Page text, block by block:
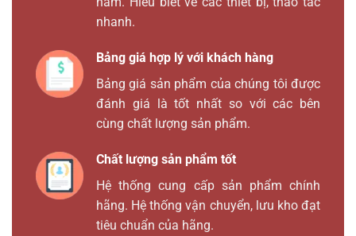
nhanh.
Bảng giá hợp lý với khách hàng
Bảng giá sản phẩm của chúng tôi được
đánh giá là tốt nhất so với các bên
cùng chất lượng sản phẩm.
Chất lượng sản phẩm tốt
Hệ thống cung cấp sản phẩm chính
hãng. Hệ thống vận chuyển, lưu kho đạt
tiêu chuẩn của hãng.